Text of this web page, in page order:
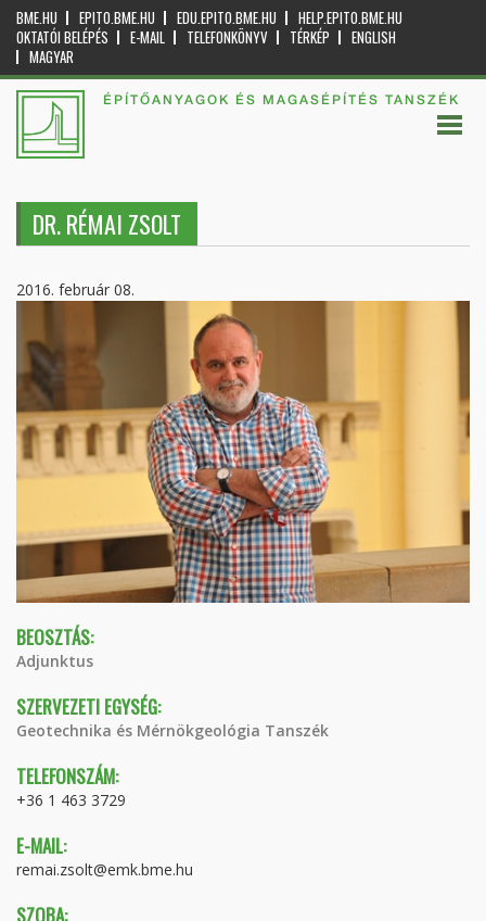
BME.HU EPITO.BME.HU EDU.EPITO.BME.HU
HELP.EPITO.BME.HU
OKTATÓI BELÉPÉS
E-MAIL TELEFONKÖNYV TÉRKÉP
ENGLISH
MAGYAR
ÉPÍTŐANYAGOK ÉS MAGASÉPÍTÉS TANSZÉK
DR. RÉMAI ZSOLT
2016. február 08.
BEOSZTÁS:
Adjunktus
SZERVEZETI EGYSÉG:
Geotechnika és Mérnökgeológia Tanszék
TELEFONSZÁM:
+36 1 463 3729
E-MAIL:
remai.zsolt@emk.bme.hu
SZOBA: